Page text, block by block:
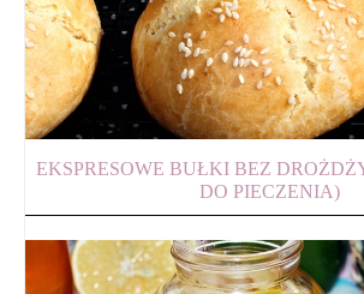
EKSPRESOWE BUŁKI BEZ
DO PIECZENIA)